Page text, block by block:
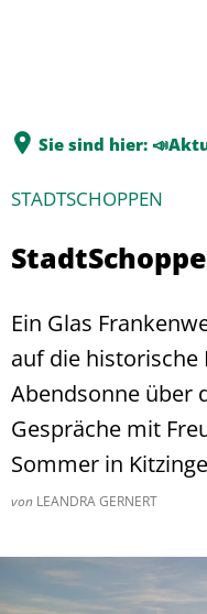
Sie sind hier:
STADTSCHOPPEN
Ein Glas
auf die historische
Abendsonne über
Gespräche mit
Sommer in
von LEANDRA GERNERT